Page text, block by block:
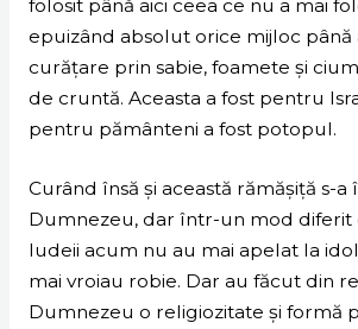
folosit până aici ceea ce nu a mai
epuizând absolut orice mijloc până
curățare prin sabie, foamete și
de cruntă. Aceasta a fost pentru
pentru pământeni a fost potopul.
Curând însă și această rămășiță s-a
Dumnezeu, dar într-un mod diferit
Iudeii acum nu au mai apelat la
mai vroiau robie. Dar au făcut din
Dumnezeu o religiozitate și formă